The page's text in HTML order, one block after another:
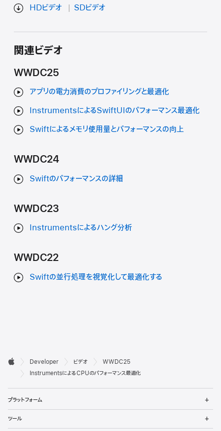
HDビデオ
SDビデオ
関連ビデオ
WWDC25
アプリの電力消費のプロファイリングと最適化
InstrumentsによるSwiftUIのパフォーマンス最適化
Swiftによるメモリ使用量とパフォーマンスの向上
WWDC24
Swiftのパフォーマンスの詳細
WWDC23
Instrumentsによるハング分析
WWDC22
Swiftの並行処理を視覚化して最適化する
デ
ロ
ッ
パ

Developer ビデオ
WWDC25
InstrumentsによるCPUのパフォーマンス最適化
プラットフォーム
ュ
を
ツール